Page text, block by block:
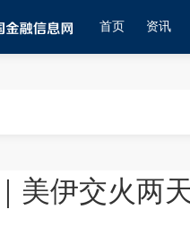
首页 资讯
美伊交火两